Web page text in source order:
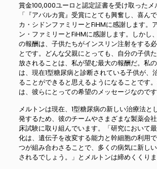
賞金100,000ユーロと認定証書を受け取ったメ
「『アバルカ賞』受賞にとても興奮し、喜ん
カ・シドンファミリーとFiHMに感謝します。
ン・ファミリーとFiHMに感謝します。しかし
の報酬は、子供たちがインスリン注射をする
とです。どんな父親にとっても、自分の子供
放されることは、私が望む最大の報酬だ。私
は、現在1型糖尿病と診断されている子供が、
ることができると思えるようになることです
は、彼らにとっての希望のメッセージなのです
メルトンは現在、1型糖尿病の新しい治療法と
発するため、彼のチームやさまざまな製薬会
床試験に取り組んでいます。「研究において
化は、遺伝子を改変する能力と幹細胞の利用
つが組み合わさることで、多くの病気に新し
されるでしょう。」とメルトンは締めくくりま